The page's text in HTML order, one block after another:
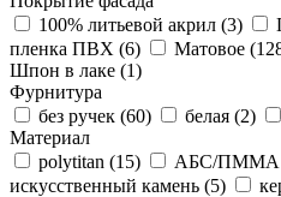
100% литьевой акрил (3)
пленка ПВХ (6) Матовое (
Шпон в лаке (1)
Фурнитура
без ручек (60) белая (2)
Материал
polytitan (15) АБС/ПММА
искусственный камень (5)